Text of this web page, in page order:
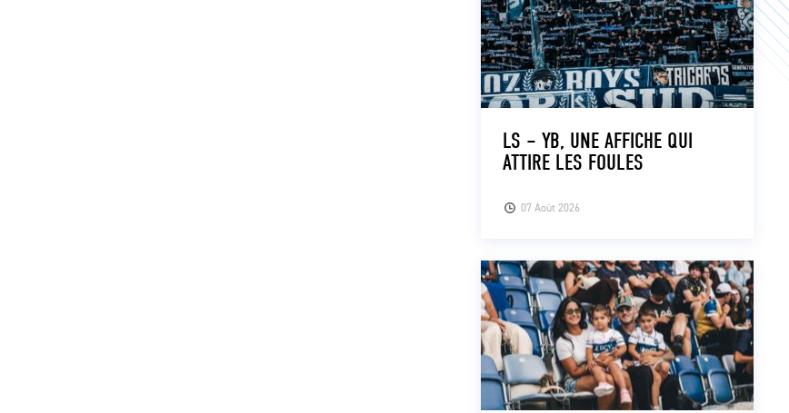
07 Août 2026
LS – YB, UNE AFFICHE QUI
ATTIRE LES FOULES